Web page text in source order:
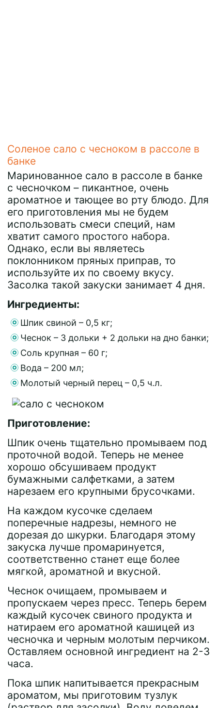
Соленое сало с чесноком в рассоле в
банке
Маринованное сало в рассоле в банке
с чесночком – пикантное, очень
ароматное и тающее во рту блюдо. Для
его приготовления мы не будем
использовать смеси специй, нам
хватит самого простого набора.
Однако, если вы являетесь
поклонником пряных приправ, то
используйте их по своему вкусу.
Засолка такой закуски занимает 4 дня.
Ингредиенты:
Шпик свиной – 0,5 кг;
Чеснок – 3 дольки + 2 дольки на дно банки;
Соль крупная – 60 г;
Вода – 200 мл;
Молотый черный перец – 0,5 ч.л.
Приготовление:
Шпик очень тщательно промываем под
проточной водой. Теперь не менее
хорошо обсушиваем продукт
бумажными салфетками, а затем
нарезаем его крупными брусочками.
На каждом кусочке сделаем
поперечные надрезы, немного не
дорезая до шкурки. Благодаря этому
закуска лучше промаринуется,
соответственно станет еще более
мягкой, ароматной и вкусной.
Чеснок очищаем, промываем и
пропускаем через пресс. Теперь берем
каждый кусочек свиного продукта и
натираем его ароматной кашицей из
чесночка и черным молотым перчиком.
Оставляем основной ингредиент на 2-3
часа.
Пока шпик напитывается прекрасным
ароматом, мы приготовим тузлук